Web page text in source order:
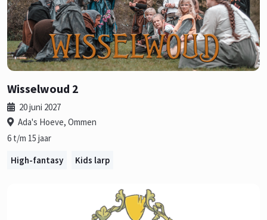
Wisselwoud 2
20 juni 2027
Ada's Hoeve, Ommen
6 t/m 15 jaar
High-fantasy
Kids larp